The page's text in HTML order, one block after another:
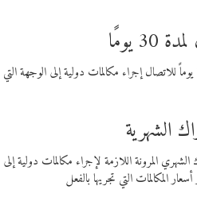
يومًا
الشهرية
المرونة اللازمة لإجراء مكالمات
المكالمات التي تجريها بالفعل